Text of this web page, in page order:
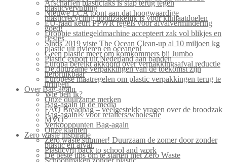
Afschaffen plastictaks is stap terug tegen
plasticvervuiling
Nieuwe LCA toont aan dat hoogwaardige
plasticrecycling noodzakelijk is voor klimaatdoelen
EU-raad keurt PPWR regels voor afvalvermindering
goed!
Droppie statiegeldmachine accepteert zak vol blikjes en
flesjes
Sinds 2019 viste The Ocean Clean-up al 10 miljoen kg
plastic uit rivieren en oceanen!
Geen plastic meer om komkommers bij Jumbo
Plastic export uit Nederland aan banden
Europa bereikt akkoord over verpakkingsafval reductie
De duurzame verpakkingen van de toekomst zijn
herbruikbaar
Europese maatregelen om plastic verpakkingen terug te
dringen.
Over Bag-again
Wie ben ik?
Onze duurzame merken
Bag-again in de media
FAQ Breadbag – veelgestelde vragen over de broodzak
Bag-again® voor retailers/wholesale
MVO
Verkooppunten Bag-again
Onze klanten
Zero waste inspiratie
Zero waste summer! Duurzaam de zomer door zonder
plastic en afval.
Plasticvrij back to school and work
De beste tips om te starten met Zero Waste